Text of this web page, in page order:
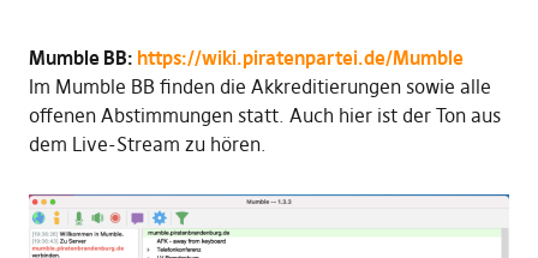
Mumble BB: https://wiki.piratenpartei.de/Mumble
Im Mumble BB finden die Akkreditierungen sowie alle
offenen Abstimmungen statt. Auch hier ist der Ton aus
dem Live-Stream zu hören.